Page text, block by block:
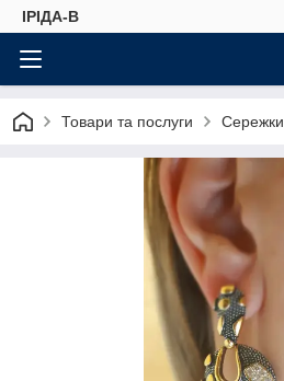
ІРІДА-В
Товари та послуги Сережки